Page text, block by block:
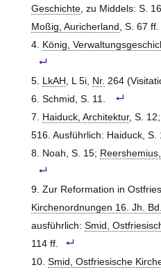
Geschichte, zu Middels: S.
Moßig, Auricherland , S. 67
König,
LkAH , L 5i, Nr. 264
Schmid, S. 11.
Haiduck, Architektur, S. 12;
516. Ausführlich: Haiduck, S.
Noah, S. 15;
Zur Reformation in
Kirchenordnungen 16. Jh.
ausführlich: Smid,
114 ff.
Smid, Ostfriesische